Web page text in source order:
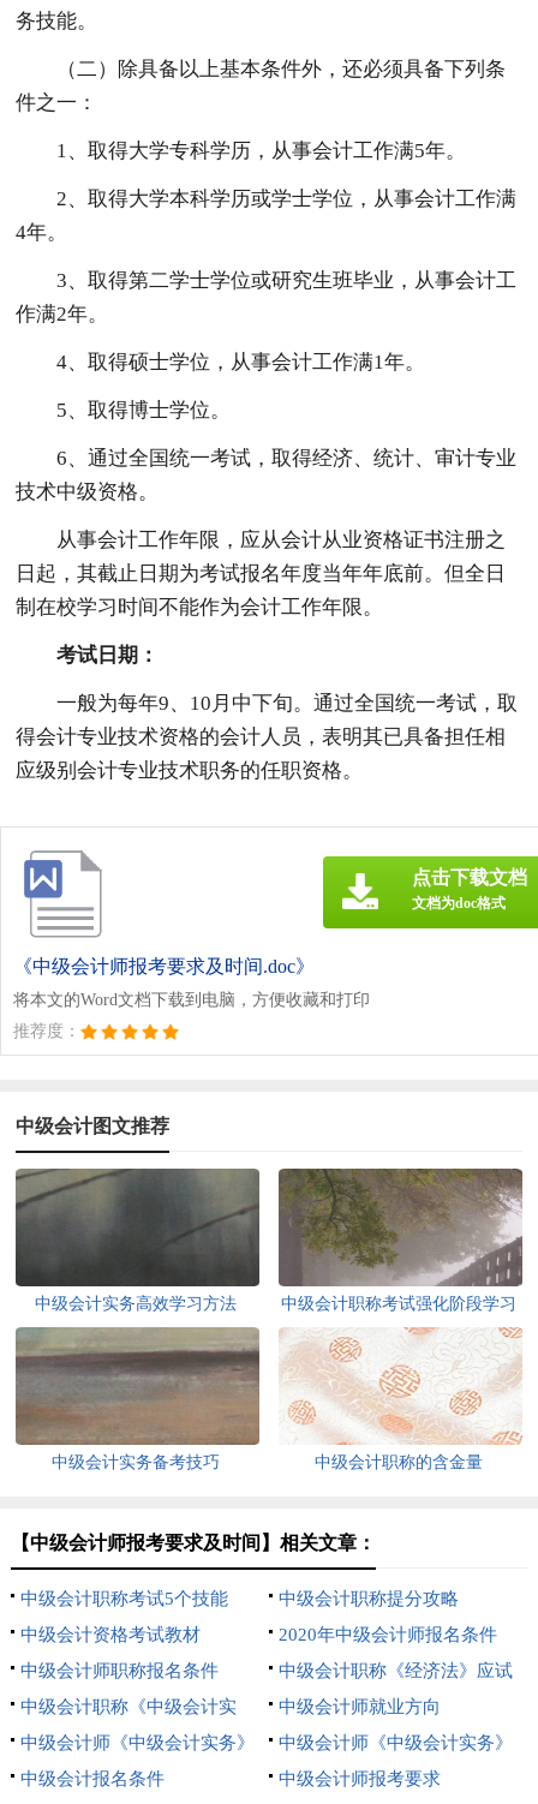
务技能。
（二）除具备以上基本条件外，还必须具备下列条
件之一：
1、取得大学专科学历，从事会计工作满5年。
2、取得大学本科学历或学士学位，从事会计工作满
4年。
3、取得第二学士学位或研究生班毕业，从事会计工
作满2年。
4、取得硕士学位，从事会计工作满1年。
5、取得博士学位。
6、通过全国统一考试，取得经济、统计、审计专业
技术中级资格。
从事会计工作年限，应从会计从业资格证书注册之
日起，其截止日期为考试报名年度当年年底前。但全日
制在校学习时间不能作为会计工作年限。
考试日期：
一般为每年9、10月中下旬。通过全国统一考试，取
得会计专业技术资格的会计人员，表明其已具备担任相
应级别会计专业技术职务的任职资格。
《中级会计师报考要求及时间.doc》
将本文的Word文档下载到电脑，方便收藏和打印
推荐度：
点击下载文档
文档为doc格式
中级会计图文推荐
中级会计实务高效学习方法
中级会计职称考试强化阶段学习
法
中级会计实务备考技巧 中级会计职称的含金量
【中级会计师报考要求及时间】相关文章：
中级会计职称考试5个技能
中级会计职称提分攻略
中级会计资格考试教材
2020年中级会计师报名条件
中级会计师职称报名条件
中级会计职称《经济法》应试
技巧
中级会计职称《中级会计实
务》冲刺题
中级会计师就业方向
中级会计师《中级会计实务》
备考单选题
中级会计师《中级会计实务》
命题趋势
中级会计报名条件 中级会计师报考要求